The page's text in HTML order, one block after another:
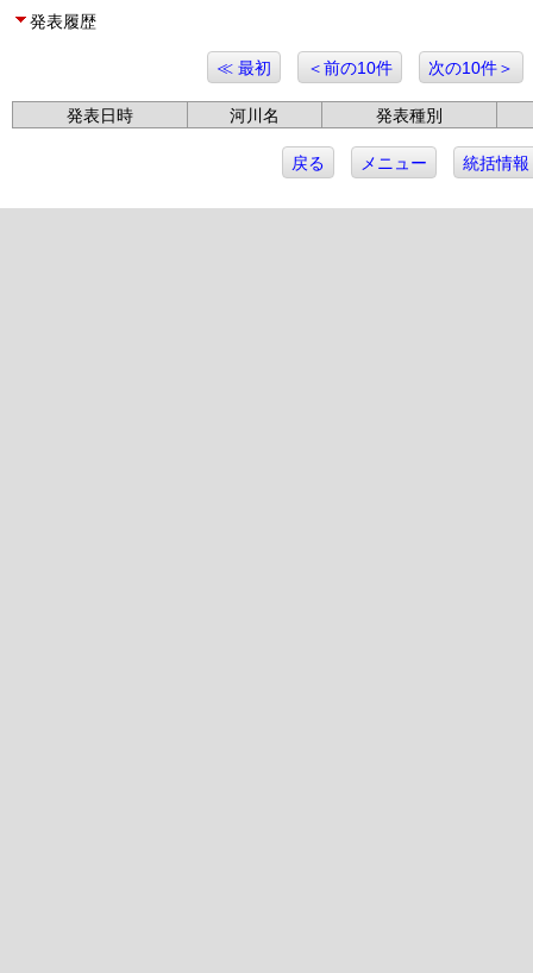
発表履歴
≪ 最初 ＜前の10件 次の10件＞
発表日時 河川名 発表種別
戻る メニュー 統括情報